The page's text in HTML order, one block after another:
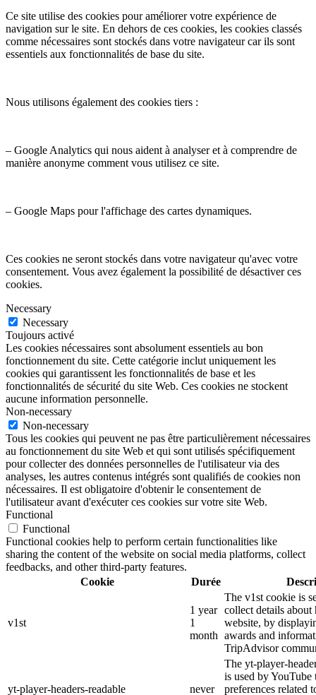
Ce site utilise des cookies pour améliorer votre expérience de
navigation sur le site. En dehors de ces cookies, les cookies classés
comme nécessaires sont stockés dans votre navigateur car ils sont
essentiels aux fonctionnalités de base du site.
Nous utilisons également des cookies tiers :
– Google Analytics qui nous aident à analyser et à comprendre de
manière anonyme comment vous utilisez ce site.
– Google Maps pour l'affichage des cartes dynamiques.
Ces cookies ne seront stockés dans votre navigateur qu'avec votre
consentement. Vous avez également la possibilité de désactiver ces
cookies.
Necessary
Necessary
Toujours activé
Les cookies nécessaires sont absolument essentiels au bon
fonctionnement du site. Cette catégorie inclut uniquement les
cookies qui garantissent les fonctionnalités de base et les
fonctionnalités de sécurité du site Web. Ces cookies ne stockent
aucune information personnelle.
Non-necessary
Non-necessary
Tous les cookies qui peuvent ne pas être particulièrement nécessaires
au fonctionnement du site Web et qui sont utilisés spécifiquement
pour collecter des données personnelles de l'utilisateur via des
analyses, les autres contenus intégrés sont qualifiés de cookies non
nécessaires. Il est obligatoire d'obtenir le consentement de
l'utilisateur avant d'exécuter ces cookies sur votre site Web.
Functional
Functional
Functional cookies help to perform certain functionalities like
sharing the content of the website on social media platforms, collect
feedbacks, and other third-party features.
Cookie
Durée
v1st
1 year
1
month
The v1st cookie is
collect details
website, by
awards and
TripAdvisor
yt-player-headers-readable never
The yt-player-
is used by YouTube
preferences related